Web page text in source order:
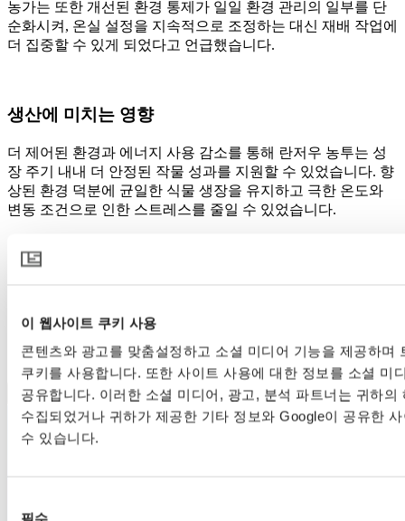
이 웹사이트 쿠키 사용
콘텐츠와 광고를 맞춤설정하고 소셜 미디어 기능을 제공하며
쿠키를 사용합니다. 또한 사이트 사용에 대한 정보를 소셜 미
공유합니다. 이러한 소셜 미디어, 광고, 분석 파트너는 귀하의
수집되었거나 귀하가 제공한 기타 정보와 Google이 공유한
수 있습니다.
농가는 또한 개선된 환경 통제가 일일 환경 관리의 일부를 단
순화시켜, 온실 설정을 지속적으로 조정하는 대신 재배 작업에
더 집중할 수 있게 되었다고 언급했습니다.
생산에 미치는 영향
더 제어된 환경과 에너지 사용 감소를 통해 란저우 농투는 성
장 주기 내내 더 안정된 작물 성과를 지원할 수 있었습니다. 향
상된 환경 덕분에 균일한 식물 생장을 유지하고 극한 온도와
변동 조건으로 인한 스트레스를 줄일 수 있었습니다.
자신감을 더 크게 만들었고, 농가는 변동성 있는 날씨와 높은
무엇이 모든 것을 가능하게 했는지 궁금하신가요?
이 이야기에서 소개된 제품들을 살펴보세요.